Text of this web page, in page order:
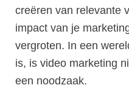
creëren van relevante
impact van je
vergroten. In een
is, is video marketing
een noodzaak.